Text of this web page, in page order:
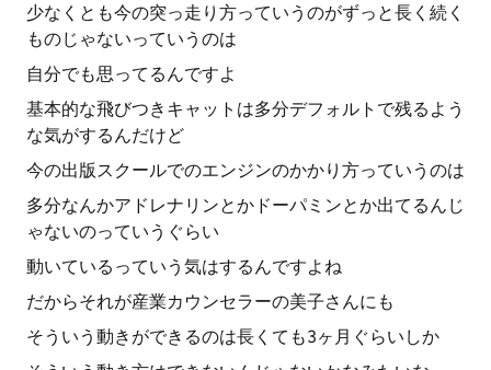
少なくとも今の突っ走り方っていうのがずっと長く続く
ものじゃないっていうのは
自分でも思ってるんですよ
基本的な飛びつきキャットは多分デフォルトで残るよう
な気がするんだけど
今の出版スクールでのエンジンのかかり方っていうのは
多分なんかアドレナリンとかドーパミンとか出てるんじ
ゃないのっていうぐらい
動いているっていう気はするんですよね
だからそれが産業カウンセラーの美子さんにも
そういう動きができるのは長くても3ヶ月ぐらいしか